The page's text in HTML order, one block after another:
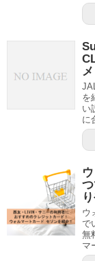
を
い
に
ウ
で
無
マ